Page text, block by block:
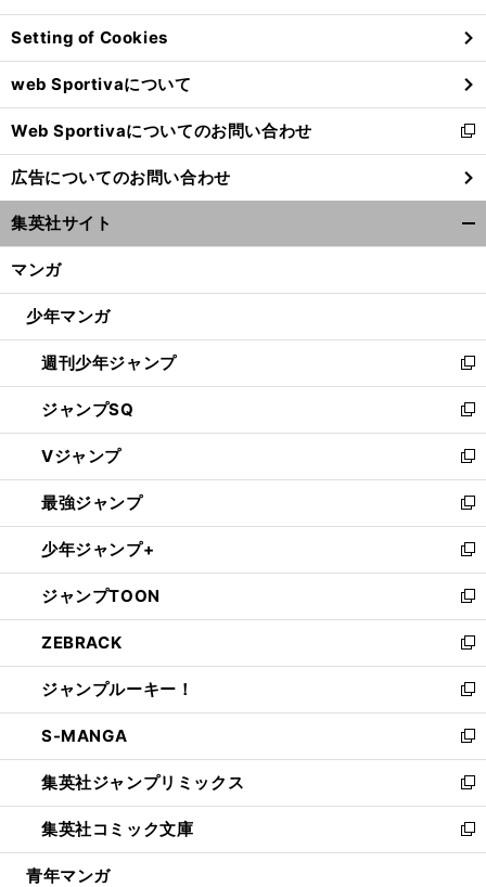
ン
ド
ウ
で
開
く
Setting of Cookies
web Sportivaについて
Web Sportivaについてのお問い合わせ
新
し
い
ウ
ィ
ン
ウ
開
く
広告についてのお問い合わせ
集英社サイト
マンガ
少年マンガ
週刊少年ジャンプ
新
し
い
ウ
ィ
ン
ド
ウ
で
開
く
ジャンプSQ
新
し
い
ウ
ィ
ン
ド
ウ
で
開
く
Vジャンプ
新
し
い
ウ
ィ
ン
ド
ウ
で
開
く
最強ジャンプ
新
し
い
ウ
ィ
ン
ド
ウ
で
開
く
少年ジャンプ+
新
し
い
ウ
ィ
ン
ド
ウ
で
開
く
ジャンプTOON
新
し
い
ウ
ィ
ン
ド
ウ
で
開
く
ZEBRACK
新
し
い
ウ
ィ
ン
ド
ウ
で
開
ジャンプルーキー！
新
し
い
ウ
ィ
ン
ド
ウ
S-MANGA
新
し
い
ウ
ィ
ン
集英社ジャンプリミックス
新
し
い
ウ
集英社コミック文庫
新
し
青年マンガ